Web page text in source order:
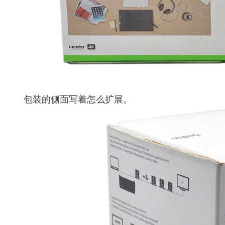
包装的侧面写着怎么扩展。